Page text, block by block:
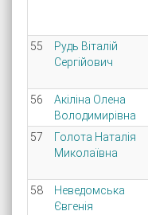
55
Рудь Віталій
Сергійович
56
Акіліна Олена
Володимирівна
57
Голота Наталія
Миколаївна
58
Неведомська
Євгенія